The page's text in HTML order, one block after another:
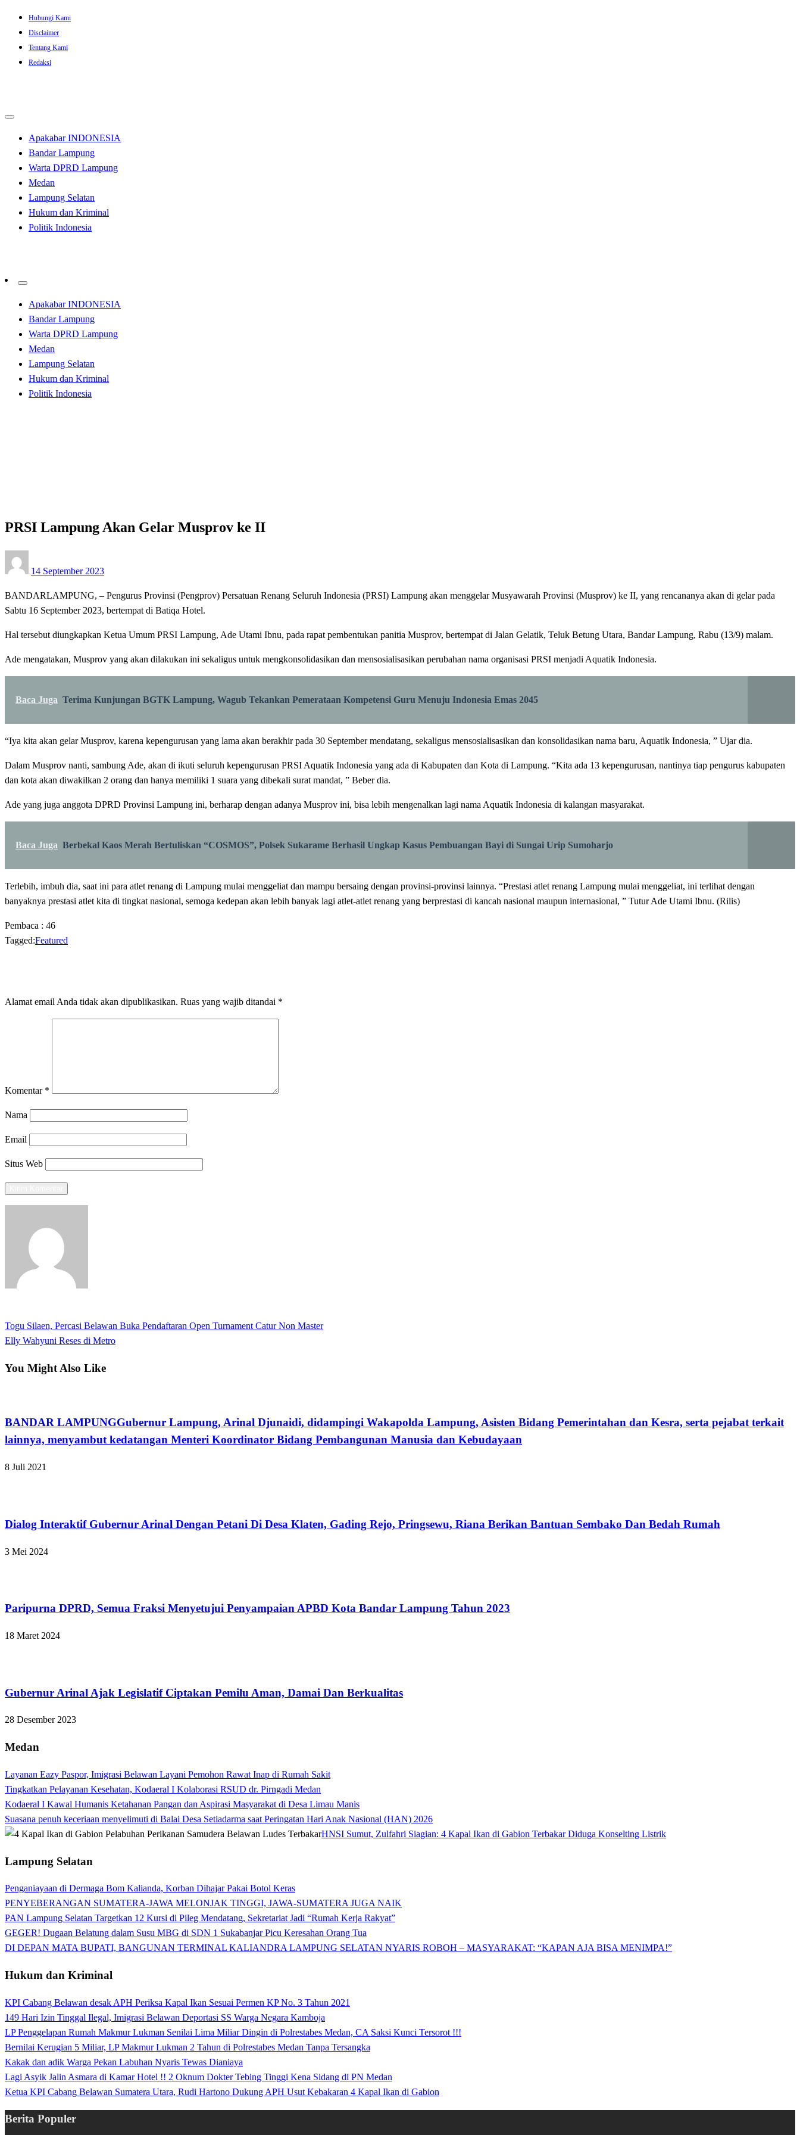
Skip
content
Hubungi Kami
Disclaimer
Tentang Kami
Redaksi
Apakabar INDONESIA
Bandar Lampung
Warta DPRD Lampung
Medan
Lampung Selatan
Hukum dan Kriminal
Politik Indonesia
Apakabar INDONESIA
Bandar Lampung
Warta DPRD Lampung
Medan
Lampung Selatan
Hukum dan Kriminal
Politik Indonesia
PRSI Lampung Akan Gelar Musprov ke II
on
14 September 2023
BANDARLAMPUNG, – Pengurus Provinsi (Pengprov) Persatuan Renang Seluruh Indonesia (PRSI) Lampung akan menggelar Musyawarah Provinsi (Musprov) ke II, yang rencananya akan di gelar pada
Sabtu 16 September 2023, bertempat di Batiqa Hotel.
Hal tersebut diungkapkan Ketua Umum PRSI Lampung, Ade Utami Ibnu, pada rapat pembentukan panitia Musprov, bertempat di Jalan Gelatik, Teluk Betung Utara, Bandar Lampung, Rabu (13/9) malam.
Ade mengatakan, Musprov yang akan dilakukan ini sekaligus untuk mengkonsolidasikan dan mensosialisasikan perubahan nama organisasi PRSI menjadi Aquatik Indonesia.
Baca Juga Terima Kunjungan BGTK Lampung, Wagub Tekankan Pemerataan Kompetensi Guru Menuju Indonesia Emas 2045
“Iya kita akan gelar Musprov, karena kepengurusan yang lama akan berakhir pada 30 September mendatang, sekaligus mensosialisasikan dan konsolidasikan nama baru, Aquatik Indonesia, ” Ujar dia.
Dalam Musprov nanti, sambung Ade, akan di ikuti seluruh kepengurusan PRSI Aquatik Indonesia yang ada di Kabupaten dan Kota di Lampung. “Kita ada 13 kepengurusan, nantinya tiap pengurus kabupaten
dan kota akan diwakilkan 2 orang dan hanya memiliki 1 suara yang dibekali surat mandat, ” Beber dia.
Ade yang juga anggota DPRD Provinsi Lampung ini, berharap dengan adanya Musprov ini, bisa lebih mengenalkan lagi nama Aquatik Indonesia di kalangan masyarakat.
Baca Juga Berbekal Kaos Merah Bertuliskan “COSMOS”, Polsek Sukarame Berhasil Ungkap Kasus Pembuangan Bayi di Sungai Urip Sumoharjo
Terlebih, imbuh dia, saat ini para atlet renang di Lampung mulai menggeliat dan mampu bersaing dengan provinsi-provinsi lainnya. “Prestasi atlet renang Lampung mulai menggeliat, ini terlihat dengan
banyaknya prestasi atlet kita di tingkat nasional, semoga kedepan akan lebih banyak lagi atlet-atlet renang yang berprestasi di kancah nasional maupun internasional, ” Tutur Ade Utami Ibnu. (Rilis)
Pembaca : 46
Tagged:Featured
Alamat email Anda tidak akan dipublikasikan. Ruas yang wajib ditandai *
Komentar *
Nama
Email
Situs Web
Navigasi
Previous
Post
Togu Silaen, Percasi Belawan Buka Pendaftaran Open Turnament Catur Non Master
Next
Elly Wahyuni Reses di Metro
You Might Also Like
BANDAR LAMPUNGGubernur Lampung, Arinal Djunaidi, didampingi Wakapolda Lampung, Asisten Bidang Pemerintahan dan Kesra, serta pejabat terkait
lainnya, menyambut kedatangan Menteri Koordinator Bidang Pembangunan Manusia dan Kebudayaan
8 Juli 2021
Dialog Interaktif Gubernur Arinal Dengan Petani Di Desa Klaten, Gading Rejo, Pringsewu, Riana Berikan Bantuan Sembako Dan Bedah Rumah
3 Mei 2024
Paripurna DPRD, Semua Fraksi Menyetujui Penyampaian APBD Kota Bandar Lampung Tahun 2023
18 Maret 2024
Gubernur Arinal Ajak Legislatif Ciptakan Pemilu Aman, Damai Dan Berkualitas
28 Desember 2023
Medan
Layanan Eazy Paspor, Imigrasi Belawan Layani Pemohon Rawat Inap di Rumah Sakit
Tingkatkan Pelayanan Kesehatan, Kodaeral I Kolaborasi RSUD dr. Pirngadi Medan‎
Kodaeral I Kawal Humanis Ketahanan Pangan dan Aspirasi Masyarakat di Desa Limau Manis
Suasana penuh keceriaan menyelimuti di Balai Desa Setiadarma saat Peringatan Hari Anak Nasional (HAN) 2026
HNSI Sumut, Zulfahri Siagian: 4 Kapal Ikan di Gabion Terbakar Diduga Konselting Listrik
Lampung Selatan
Penganiayaan di Dermaga Bom Kalianda, Korban Dihajar Pakai Botol Keras
PENYEBERANGAN SUMATERA-JAWA MELONJAK TINGGI, JAWA-SUMATERA JUGA NAIK
PAN Lampung Selatan Targetkan 12 Kursi di Pileg Mendatang, Sekretariat Jadi “Rumah Kerja Rakyat”
GEGER! Dugaan Belatung dalam Susu MBG di SDN 1 Sukabanjar Picu Keresahan Orang Tua
DI DEPAN MATA BUPATI, BANGUNAN TERMINAL KALIANDRA LAMPUNG SELATAN NYARIS ROBOH – MASYARAKAT: “KAPAN AJA BISA MENIMPA!”
Hukum dan Kriminal
KPI Cabang Belawan desak APH Periksa Kapal Ikan Sesuai Permen KP No. 3 Tahun 2021
149 Hari Izin Tinggal Ilegal, Imigrasi Belawan Deportasi SS Warga Negara Kamboja
LP Penggelapan Rumah Makmur Lukman Senilai Lima Miliar Dingin di Polrestabes Medan, CA Saksi Kunci Tersorot !!!
Bernilai Kerugian 5 Miliar, LP Makmur Lukman 2 Tahun di Polrestabes Medan Tanpa Tersangka
Kakak dan adik Warga Pekan Labuhan Nyaris Tewas Dianiaya
Lagi Asyik Jalin Asmara di Kamar Hotel !! 2 Oknum Dokter Tebing Tinggi Kena Sidang di PN Medan
Ketua KPI Cabang Belawan Sumatera Utara, Rudi Hartono Dukung APH Usut Kebakaran 4 Kapal Ikan di Gabion
Berita Populer